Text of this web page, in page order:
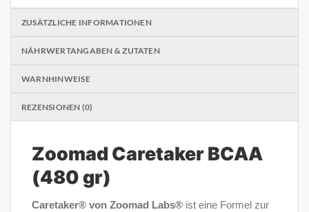
ZUSÄTZLICHE INFORMATIONEN
NÄHRWERTANGABEN & ZUTATEN
WARNHINWEISE
REZENSIONEN (0)
Zoomad Caretaker BCAA
(480 gr)
Caretaker® von Zoomad Labs® ist eine Formel zur